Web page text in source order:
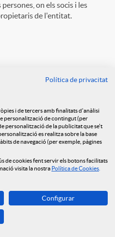
on els socis i les
de l'entitat.
Política de privacitat
i de tercers amb finalitats d'anàlisi
personalització de contingut (per
personalització de la publicitat que se't
es realitza sobre la base
de navegació (per exemple, pàgines
de cookies fent servir els botons facilitats
visita la nostra Política de Cookies
Configurar